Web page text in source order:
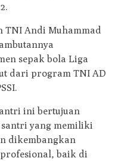
TNI Andi Muhammad
sepak bola Liga
dari program TNI AD
ini bertujuan
yang memiliki
dikembangkan
baik di